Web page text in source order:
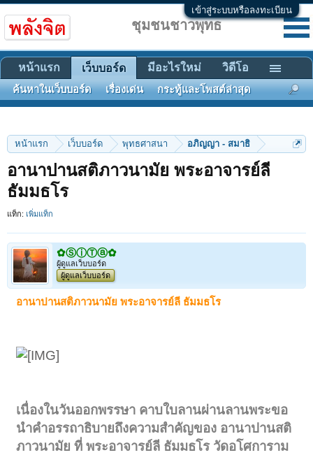
เข้าสู่ระบบหรือลงทะเบียน
หน้าแรก เว็บบอร์ด พุทธศาสนา อภิญญา - สมาธิ
อานาปานสติภาวนามัย พระอาจารย์ลี
ธัมมธโร
แท็ก: เพิ่มแท็ก
✿ⓈⓘⓉⓐ✿
ผู้ดูแลเว็บบอร์ด
ผู้ดูแลเว็บบอร์ด
อานาปานสติภาวนามัย พระอาจารย์ลี ธัมมธโร
เนื่องในวันออกพรรษา คาบใบลานผ่านลานพระขอ
นำคำอรรถาธิบายถึงความสำคัญของ อานาปานสติ
ภาวนามัย ที่ พระอาจารย์ลี ธัมมธโร วัดอโศการาม
ชุมชนชาวพุทธ
หน้าแรก เว็บบอร์ด
ค้นหาในเว็บบอร์ด เรื่องเด่น กระทู้และโพสต์ล่าสุด
มีอะไรใหม่ วิดีโอ